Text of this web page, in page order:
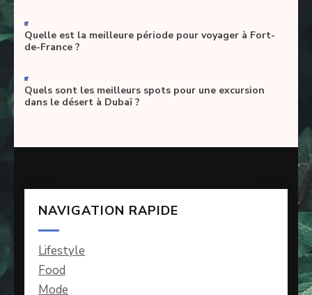
-
Quelle est la meilleure période pour voyager à Fort-
de-France ?
-
Quels sont les meilleurs spots pour une excursion
dans le désert à Dubaï ?
NAVIGATION RAPIDE
Lifestyle
Food
Mode